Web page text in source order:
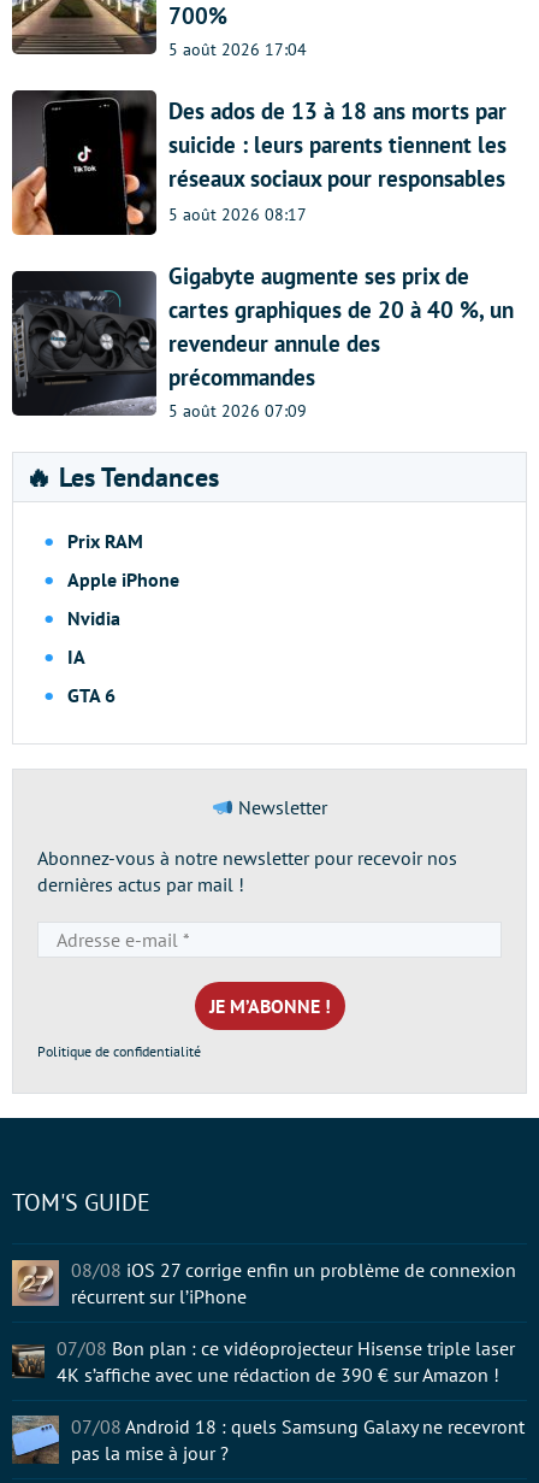
700%
5 août 2026 17:04
Des ados de 13 à 18 ans morts par
suicide : leurs parents tiennent les
réseaux sociaux pour responsables
5 août 2026 08:17
Gigabyte augmente ses prix de
cartes graphiques de 20 à 40 %, un
revendeur annule des
précommandes
5 août 2026 07:09
🔥 Les Tendances
Prix RAM
Apple iPhone
Nvidia
IA
GTA 6
Newsletter
Abonnez-vous à notre newsletter pour recevoir nos
dernières actus par mail !
e-
mail
*
Politique de confidentialité
TOM'S GUIDE
08/08 iOS 27 corrige enfin un problème de connexion
récurrent sur l’iPhone
07/08 Bon plan : ce vidéoprojecteur Hisense triple laser
4K s’affiche avec une rédaction de 390 € sur Amazon !
07/08 Android 18 : quels Samsung Galaxy ne recevront
pas la mise à jour ?